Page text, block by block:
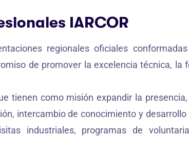
IARCOR
regionales oficiales
de promover la excelencia técnica, la
tienen como misión expandir la
intercambio de conocimiento y
industriales, programas de